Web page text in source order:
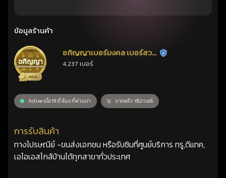
ข้อมูลร้านค้า
อภิญญาเบอร์มงคล เบอร์สวย
เลขศาสตร์
ร้านยืนยันแล้ว
4,237 เบอร์
Active เมื่อ 19 ชั่วโมง ที่ผ่านมา ขายแล้ว : 652 เบอร์
การรับสินค้า
ทางไปรษณีย์ -ขนส่งเอกชน หรือรับซิมที่ศูนย์บริการ ทรู,ดีแทค,
เอไอเอสไกล้บ้านได้ทุกสาขาทั่วประเทศ